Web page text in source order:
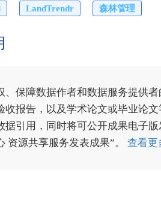
LandTrendr 森林管理
、保障数据作者和数据服务提供
收报告，以及学术论文或毕业论
据引用，同时将可公开成果电子
资源共享服务发表成果”。 查看